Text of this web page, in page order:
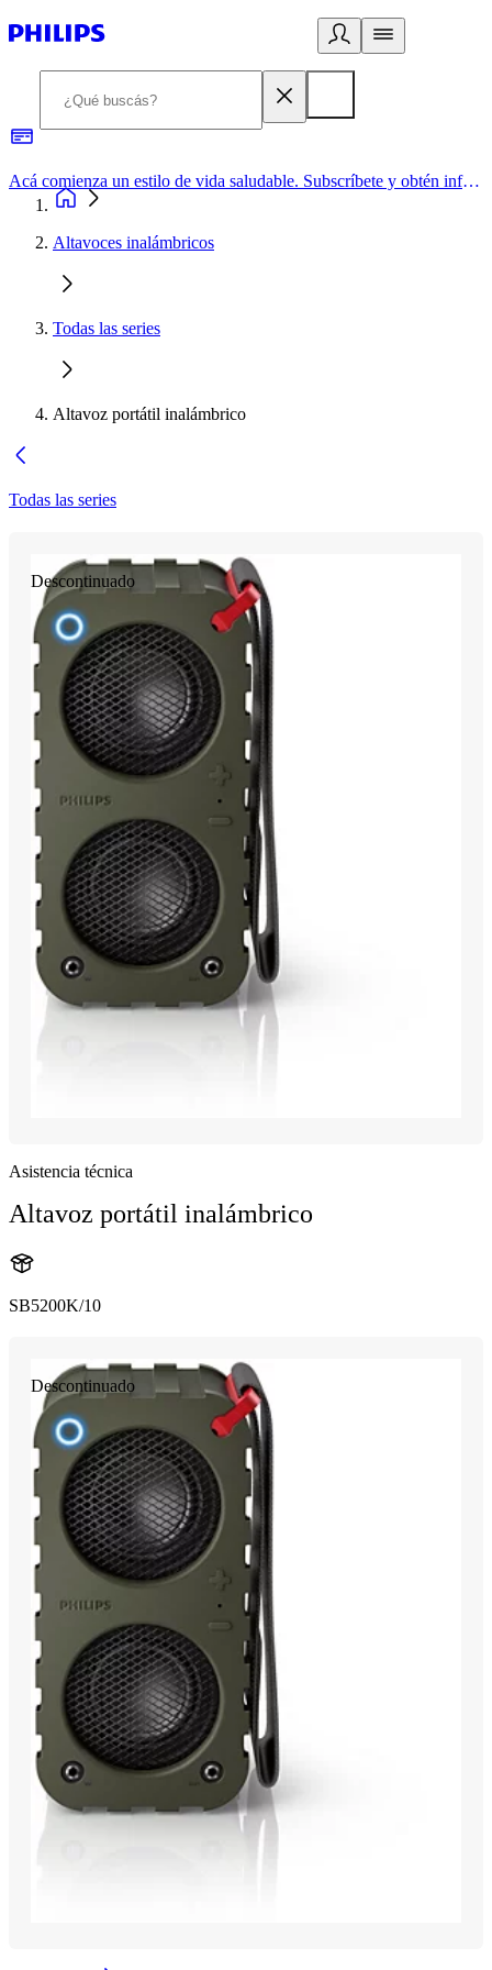
Acá comienza un estilo de vida saludable. Subscríbete y obtén información de primera mano
Altavoces inalámbricos
Todas las series
Altavoz portátil inalámbrico
Todas las series
Descontinuado
Asistencia técnica
Altavoz portátil inalámbrico
SB5200K/10
Descontinuado